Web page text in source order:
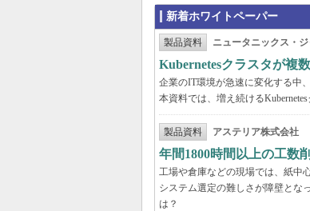
新着ホワイトペーパー
製品資料 ニュータニックス・
Kubernetesクラスタが複
企業のIT環境が急速に変化する中
本資料では、増え続ける
製品資料 アステリア株式会社
年間1800時間以上の工数
工場や倉庫などの現場では、紙中
システム選定の難しさが障壁とな
は？